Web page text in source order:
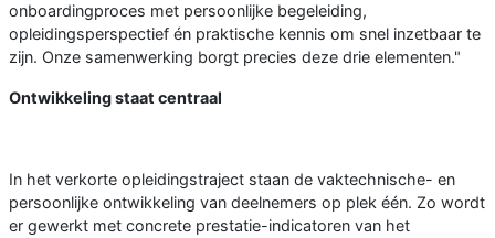
onboardingproces met persoonlijke begeleiding,
opleidingsperspectief én praktische kennis om snel inzetbaar te
zijn. Onze samenwerking borgt precies deze drie elementen."
Ontwikkeling staat centraal
In het verkorte opleidingstraject staan de vaktechnische- en
persoonlijke ontwikkeling van deelnemers op plek één. Zo wordt
er gewerkt met concrete prestatie-indicatoren van het